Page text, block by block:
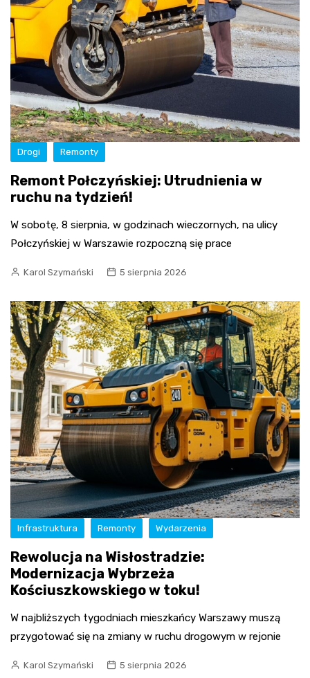
Drogi Remonty
Remont Połczyńskiej: Utrudnienia w
ruchu na tydzień!
W sobotę, 8 sierpnia, w godzinach wieczornych, na ulicy
Połczyńskiej w Warszawie rozpoczną się prace
Karol Szymański 5 sierpnia 2026
Infrastruktura Remonty Wydarzenia
Rewolucja na Wisłostradzie:
Modernizacja Wybrzeża
Kościuszkowskiego w toku!
W najbliższych tygodniach mieszkańcy Warszawy muszą
przygotować się na zmiany w ruchu drogowym w rejonie
Karol Szymański 5 sierpnia 2026